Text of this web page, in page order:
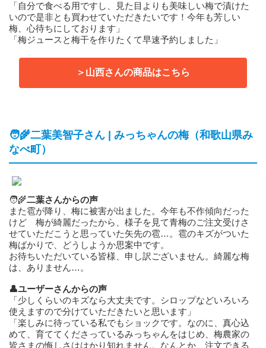
「自分で食べる用ですし、見た目よりも美味しい梅で漬けた
いので是非とも買わせていただきたいです！今年も芳しい
梅、心待ちにしております」
「梅ジュースと梅干を作りたくて早速予約しました」
＞山西さんの商品はこちら
🧑‍🌾二葉美智子さん | みっちゃんの梅（和歌山県み
なべ町）
🧑‍🌾二葉さんからの声
また雹が降り、梅に被害が出ました。今年も不作傾向だった
けど 梅が綺麗だったから、様子を見て青梅のご注文受けさ
せていただこうと思っていた矢先の雹…。雹のキズがついた
梅ばかりで、どうしようか思案中です。
お待ちいただいている皆様、申し訳ございません。綺麗な梅
は、ありません…。
👤ユーザーさんからの声
「少しくらいのキズなら大丈夫です。シロップなどいろいろ
使えますので分けていただきたいと思います」
「楽しみに待っている私でもショックです。なのに、真心込
めて、育ててくださっているみっちゃんをはじめ、梅農家の
皆さまの悔しさははかり知れません。なんとか、注文できる